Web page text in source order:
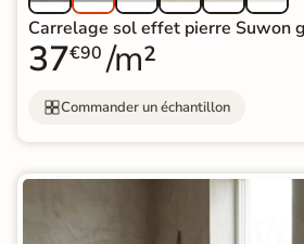
Carrelage sol effet pierre Suwon
37€90 /m²
Commander un échantillon